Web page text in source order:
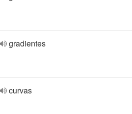
gradientes
curvas